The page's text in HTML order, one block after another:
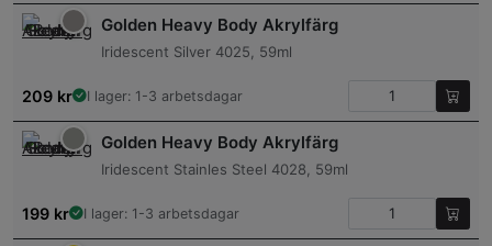
Golden Heavy Body Akrylfärg
Iridescent Silver 4025, 59ml
209 kr I lager: 1-3 arbetsdagar
Golden Heavy Body Akrylfärg
Iridescent Stainles Steel 4028, 59ml
199 kr I lager: 1-3 arbetsdagar